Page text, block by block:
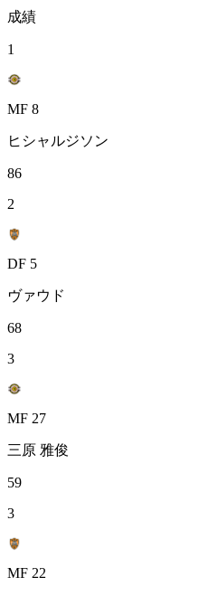
成績
1
MF 8
ヒシャルジソン
86
2
DF 5
ヴァウド
68
3
MF 27
三原 雅俊
59
3
MF 22